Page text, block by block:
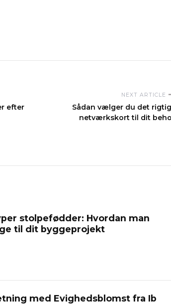
efter
NEXT ARTICLE
Sådan vælger du det
netværkskort til dit
stolpefødder: Hvordan man
til dit byggeprojekt
med Evighedsblomst fra Ib